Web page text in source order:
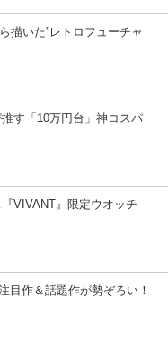
描いた”レトロフューチャ
推す「10万円台」神コスパ
VIVANT』限定ウオッチ
目作＆話題作が勢ぞろい！